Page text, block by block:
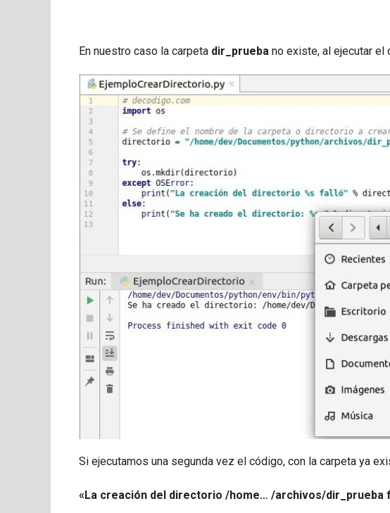
En nuestro caso la carpeta dir_prueba no existe, al ejecutar el
Si ejecutamos una segunda vez el código, con la carpeta ya
«La creación del directorio /home… /archivos/dir_prueba